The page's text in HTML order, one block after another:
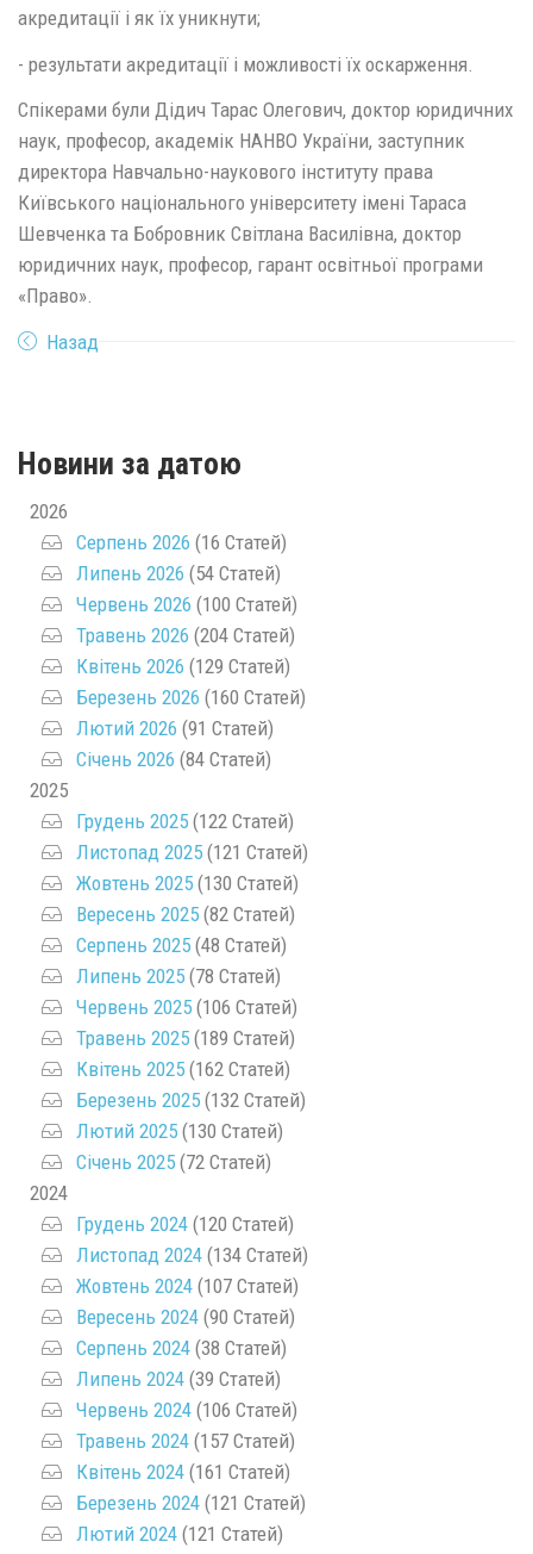
акредитації і як їх уникнути;
- результати акредитації і можливості їх оскарження.
Спікерами були Дідич Тарас Олегович, доктор юридичних
наук, професор, академік НАНВО України, заступник
директора Навчально-наукового інституту права
Київського національного університету імені Тараса
Шевченка та Бобровник Світлана Василівна, доктор
юридичних наук, професор, гарант освітньої програми
«Право».
Назад
Новини за датою
2026
Серпень 2026 (16 Статей)
Липень 2026 (54 Статей)
Червень 2026 (100 Статей)
Травень 2026 (204 Статей)
Квітень 2026 (129 Статей)
Березень 2026 (160 Статей)
Лютий 2026 (91 Статей)
Січень 2026 (84 Статей)
2025
Грудень 2025 (122 Статей)
Листопад 2025 (121 Статей)
Жовтень 2025 (130 Статей)
Вересень 2025 (82 Статей)
Серпень 2025 (48 Статей)
Липень 2025 (78 Статей)
Червень 2025 (106 Статей)
Травень 2025 (189 Статей)
Квітень 2025 (162 Статей)
Березень 2025 (132 Статей)
Лютий 2025 (130 Статей)
Січень 2025 (72 Статей)
2024
Грудень 2024 (120 Статей)
Листопад 2024 (134 Статей)
Жовтень 2024 (107 Статей)
Вересень 2024 (90 Статей)
Серпень 2024 (38 Статей)
Липень 2024 (39 Статей)
Червень 2024 (106 Статей)
Травень 2024 (157 Статей)
Квітень 2024 (161 Статей)
Березень 2024 (121 Статей)
Лютий 2024 (121 Статей)